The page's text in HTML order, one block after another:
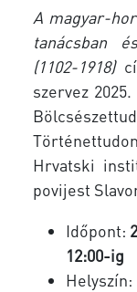
A magyar-
tanácsban
(1102-1918)
szervez
Hrvatski
povijest
Időpont:
12:00-ig
Helyszín: